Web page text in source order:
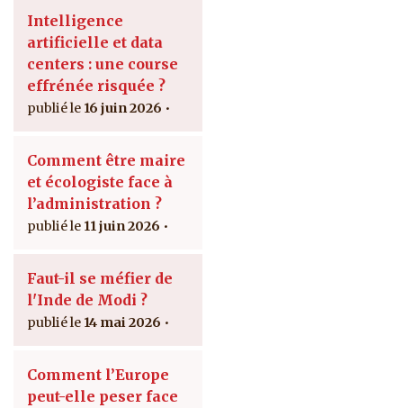
Intelligence
artificielle et data
centers : une course
effrénée risquée ?
16 juin 2026
Comment être maire
et écologiste face à
l’administration ?
11 juin 2026
Faut-il se méfier de
l'Inde de Modi ?
14 mai 2026
Comment l’Europe
peut-elle peser face